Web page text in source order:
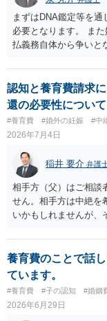
まずはDNA鑑定等を
必要となります。 ま
払義務自体から争いと
相手に弁護士がついて
かは別として一度ご自
しょう。
認知と養育費請求
還の必要性について
#養育費 #婚外の妊娠 #中
2026年7月4日
稲井 要介 弁護
相手方（父）はご相談
せん。相手方は中絶を
いかもしれませんが、
方に返還すべきもので
養育費のことで話
ています。
#養育費 #子の認知 #婚姻
2026年6月29日